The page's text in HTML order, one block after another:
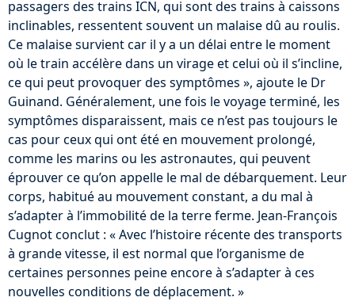
passagers des trains ICN, qui sont des trains à caissons
inclinables, ressentent souvent un malaise dû au roulis.
Ce malaise survient car il y a un délai entre le moment
où le train accélère dans un virage et celui où il s’incline,
ce qui peut provoquer des symptômes », ajoute le Dr
Guinand. Généralement, une fois le voyage terminé, les
symptômes disparaissent, mais ce n’est pas toujours le
cas pour ceux qui ont été en mouvement prolongé,
comme les marins ou les astronautes, qui peuvent
éprouver ce qu’on appelle le mal de débarquement. Leur
corps, habitué au mouvement constant, a du mal à
s’adapter à l’immobilité de la terre ferme. Jean-François
Cugnot conclut : « Avec l’histoire récente des transports
à grande vitesse, il est normal que l’organisme de
certaines personnes peine encore à s’adapter à ces
nouvelles conditions de déplacement. »